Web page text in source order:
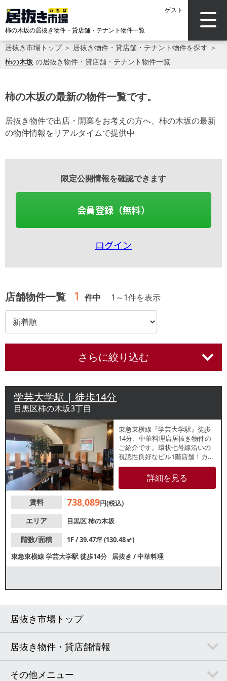
ゲスト
柿の木坂の居抜き物件・貸店舗・テナント物件一覧
居抜き市場トップ＞ 居抜き物件・貸店舗・テナント物件を探す ＞
柿の木坂 の居抜き物件・貸店舗・テナント物件一覧
柿の木坂の最新の物件一覧です。
居抜き物件で出店・開業をお考えの方へ、柿の木坂の最新
の物件情報をリアルタイムで提供中
限定公開情報を確認できます
会員登録（無料）
ログイン
店舗物件一覧 1 件中 1 ～1件を表示
さらに絞り込む
学芸大学駅 | 徒歩14分
目黒区柿の木坂3丁目
東急東横線『学芸大学駅』徒歩
14分、中華料理店居抜き物件の
ご紹介です。環状七号線沿いの
視認性良好なビル1階店舗！カウ
ンター席とテーブル席が並ぶ約
39.47坪の店内は落ち着いた雰囲
気の内装です。諸条件等、お気
詳細を見る
賃料 738,089円(税込)
エリア
目黒区柿の木坂
階数/面積
1F / 39.47坪 (130.48㎡)
東急東横線学芸大学駅徒歩14分 居抜き /中華料理
居抜き市場トップ
居抜き物件・貸店舗情報
その他メニュー